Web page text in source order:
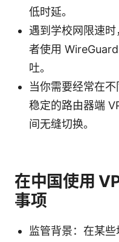
低时延。
遇到学校网限速
者使用
吐。
当你需要经常在
稳定的路由器端
间无缝切换。
在中国使用
事项
监管背景：在某